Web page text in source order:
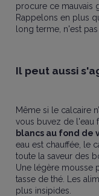
procure ce mauvais
Rappelons en plus
long terme, n'est pas
Il peut aussi
Même si le calcaire
vous buvez de l'eau
blancs au fond de
eau est chauffée, le
toute la saveur des
Une légère mousse
tasse de thé. Les
plus insipides.